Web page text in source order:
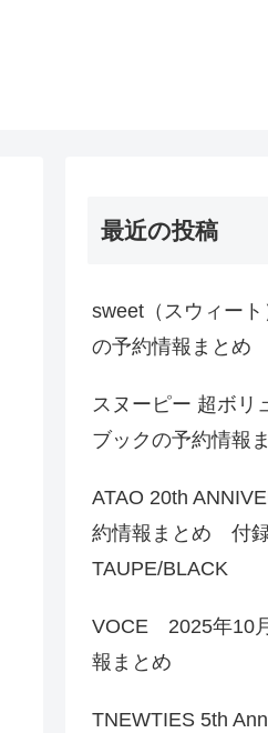
最近の投稿
sweet（スウィー
の予約情報まとめ
スヌーピー 超ボリ
ブックの予約情報
ATAO 20th
約情報まとめ 付
TAUPE/BLACK
VOCE 2025年10
報まとめ
TNEWTIES 5th